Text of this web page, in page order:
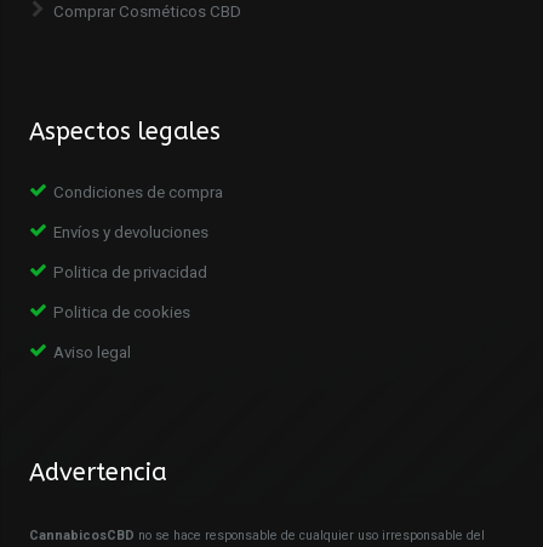
Comprar Cosméticos CBD
Aspectos legales
Condiciones de compra
Envíos y devoluciones
Politica de privacidad
Politica de cookies
Aviso legal
Advertencia
CannabicosCBD no se hace responsable de cualquier uso irresponsable del